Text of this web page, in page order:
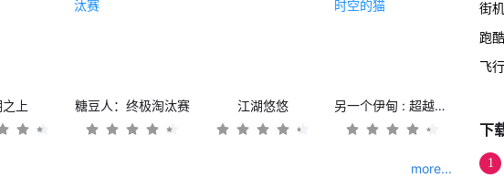
上 糖豆人：终极淘汰赛 江湖悠悠 另一个伊甸 : 超越时空的猫
more...
街机
跑
飞
下
1